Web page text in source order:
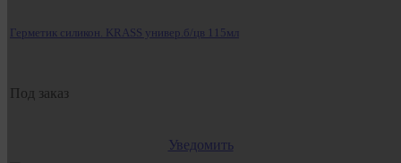
Герметик силикон. KRASS универ.б/цв 115мл
Под заказ
Уведомить